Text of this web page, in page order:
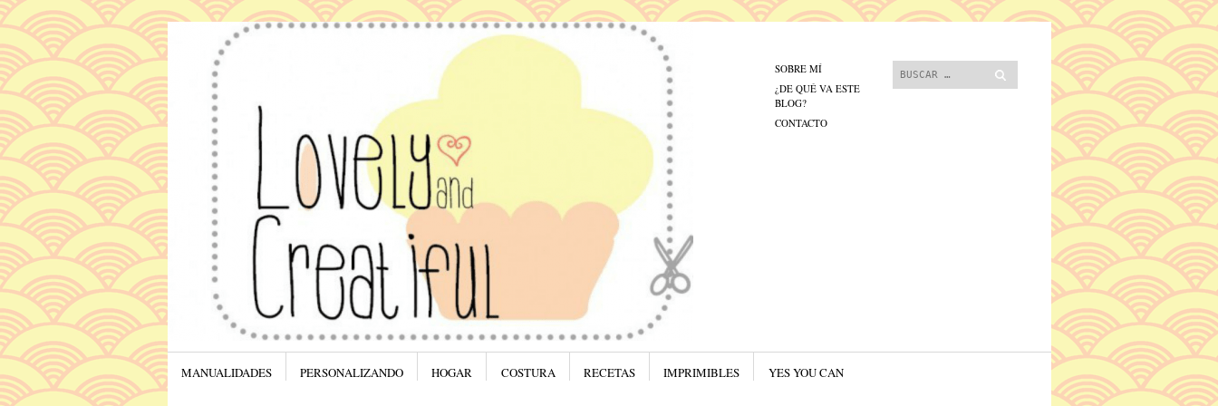
Buscar
SOBRE MÍ
¿DE QUÉ VA ESTE
BLOG?
CONTACTO
Menú
SALTAR AL CONTENIDO.
MANUALIDADES PERSONALIZANDO HOGAR COSTURA RECETAS IMPRIMIBLES YES YOU CAN